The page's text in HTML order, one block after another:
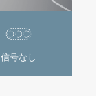
信号なし